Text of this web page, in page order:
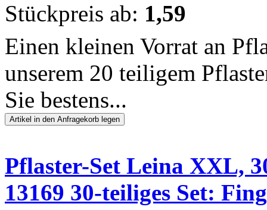
Stückpreis ab: 1,59
Einen kleinen Vorrat an
unserem 20 teiligem
Sie bestens...
Pflaster-Set Leina XXL,
13169 30-teiliges Set: